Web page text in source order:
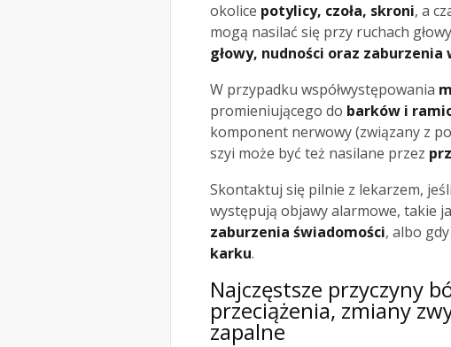
okolice potylicy, czoła, skroni, a
mogą nasilać się przy ruchach
głowy, nudności oraz zaburzenia
W przypadku współwystępowania
promieniującego do barków i
komponent nerwowy (związany z
szyi może być też nasilane przez
Skontaktuj się pilnie z lekarzem,
występują objawy alarmowe, takie
zaburzenia świadomości, albo
karku.
Najczęstsze przyczyny
przeciążenia, zmiany
zapalne